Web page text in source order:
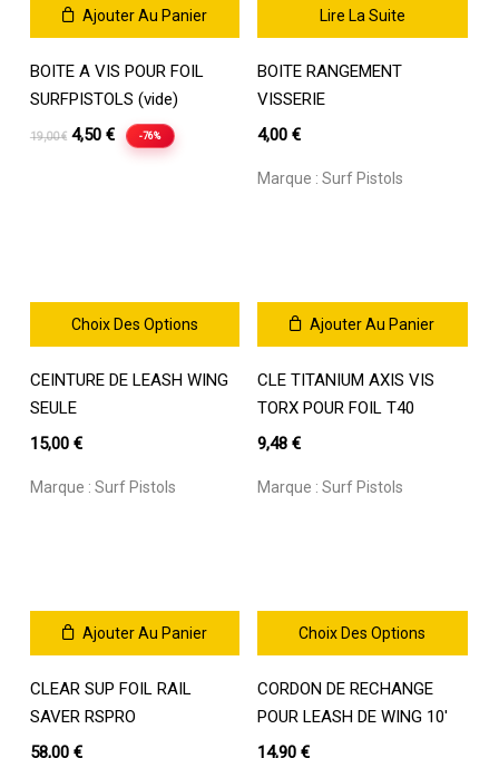
Ajouter Au Panier
BOITE A VIS POUR FOIL
SURFPISTOLS (vide)
19,00€ Le
4,50 €Le
prix
-76%
Lire La Suite
BOITE RANGEMENT
VISSERIE
4,00€
Marque :Surf Pistols
Choix Des Options
produit
a
plusieurs
variations.
Les
page
produit
CEINTURE DE LEASH WING
SEULE
15,00 €
Marque : Surf Pistols
Ajouter Au Panier
CLE TITANIUM AXIS VIS
TORX POUR FOIL T40
9,48€
Marque :Surf Pistols
Ajouter Au Panier
CLEAR SUP FOIL RAIL
SAVER RSPRO
58,00 €
Choix Des Options
produit
a
plusieurs
CORDON DE RECHANGE
POUR LEASH DE WING 10′
14,90€